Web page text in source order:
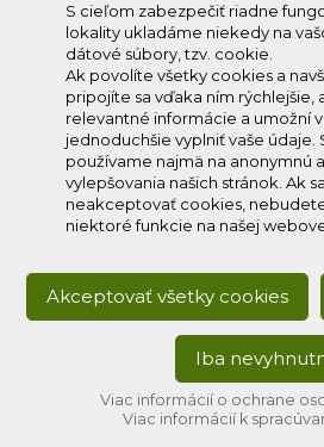
Profi-net s.r.o.
S cieľom zabezpečiť riadne
lokality ukladáme niekedy na
dátové súbory, tzv. cookie.
Ak povolíte všetky cookies a
pripojíte sa vďaka ním rýchlejšie,
relevantné informácie a umožní
jednoduchšie vyplniť vaše údaje.
používame najmä na anonymnú
vylepšovania našich stránok. Ak
neakceptovať cookies,
niektoré funkcie na našej
Akceptovať všetky cookies
Iba
Viac informácií o ochrane
Viac informácií k